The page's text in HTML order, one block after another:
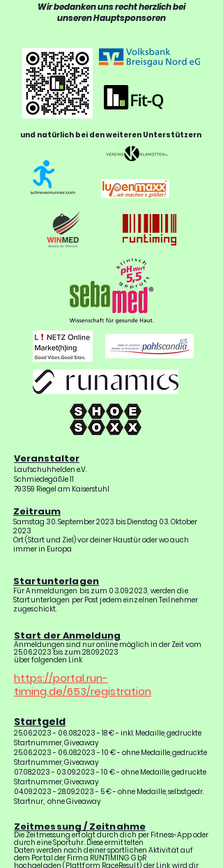
Wir bedanken uns recht herzlich bei
unseren Hauptsponsoren
und natürlich bei den weiteren Unterstützern
Veranstalter
Laufschuhhelden e.V.
Schmiedegäßle 11
79359 Riegel am Kaiserstuhl
Zeitraum
Samstag 30. September 2023 bis Dienstag 03. Oktober
2023
Ort (Start und Ziel) vor deiner Haustür oder wo auch
immer in Europa
Startunterlagen
Für Anmeldungen bis zum 03.09.2023, werden die
Startunterlagen per Post jedem einzelnen Teilnehmer
zugeschickt.
Start der Anmeldung
Anmeldungen sind nur online möglich in der Zeit vom
25.06.2023bis zum 28.09.2023
über folgenden Link
https://portal.run-
timing.de/653/registration
Startgeld
25.06.2023 - 06.08.2023- 18 € - inkl. Medaille, gedruckte
Startnummer, Giveaway
25.06.2023 - 06.08.2023- 10 € - ohne Medaille, gedruckte
Startnummer, Giveaway
07.08.2023 - 03.09.2023- 10 € - ohne Medaille, gedruckte
Startnummer, Giveaway
04.09.2023 - 28.09.2023 - 5€ - ohne Medaille, selbstgedr.
Startnur., ohne Giveaway
Zeitmessung / Zeitnahme
Die Zeitmessung erfolgt durch dich per Fitness-App oder
durch eine Sportuhr. Diese ermittelten
Daten werden nach deiner sportlichen Aktivität auf
dem Portal der Firma RUNTIMING GbR
hochgeladen (Plattform RaceResult), der Link wird dir